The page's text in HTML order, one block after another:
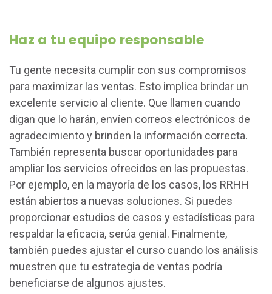
Haz a tu equipo responsable
Tu gente necesita cumplir con sus compromisos
para maximizar las ventas. Esto implica brindar un
excelente servicio al cliente. Que llamen cuando
digan que lo harán, envíen correos electrónicos de
agradecimiento y brinden la información correcta.
También representa buscar oportunidades para
ampliar los servicios ofrecidos en las propuestas.
Por ejemplo, en la mayoría de los casos, los RRHH
están abiertos a nuevas soluciones. Si puedes
proporcionar estudios de casos y estadísticas para
respaldar la eficacia, serúa genial. Finalmente,
también puedes ajustar el curso cuando los análisis
muestren que tu estrategia de ventas podría
beneficiarse de algunos ajustes.